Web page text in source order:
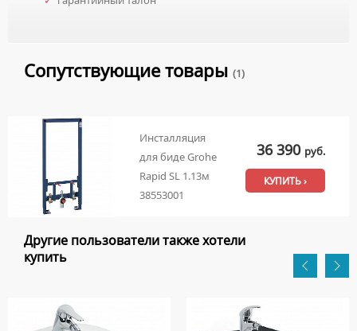
Сопутствующие товары (1)
Инсталляция
для биде Grohe
Rapid SL 1.13м
38553001
36 390 руб.
КУПИТЬ ›
Другие пользователи также хотели
купить